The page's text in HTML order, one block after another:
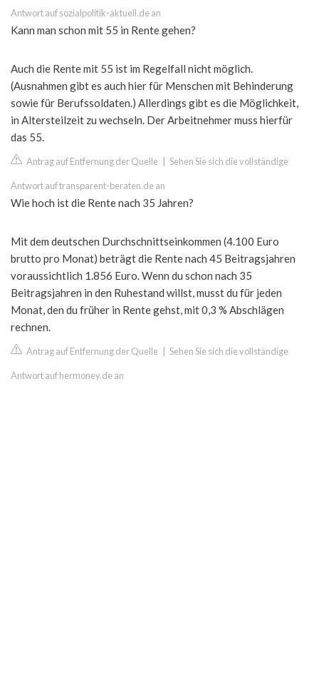
Antwort auf sozialpolitik-aktuell.de an
Kann man schon mit 55 in Rente gehen?
Auch die Rente mit 55 ist im Regelfall nicht möglich.
(Ausnahmen gibt es auch hier für Menschen mit Behinderung
sowie für Berufssoldaten.) Allerdings gibt es die Möglichkeit,
in Altersteilzeit zu wechseln. Der Arbeitnehmer muss hierfür
das 55.
Antrag auf Entfernung der Quelle Sehen Sie sich die vollständige
Antwort auf transparent-beraten.de an
Wie hoch ist die Rente nach 35 Jahren?
Mit dem deutschen Durchschnittseinkommen (4.100 Euro
brutto pro Monat) beträgt die Rente nach 45 Beitragsjahren
voraussichtlich 1.856 Euro. Wenn du schon nach 35
Beitragsjahren in den Ruhestand willst, musst du für jeden
Monat, den du früher in Rente gehst, mit 0,3 % Abschlägen
rechnen.
Antrag auf Entfernung der Quelle Sehen Sie sich die vollständige
Antwort auf hermoney.de an